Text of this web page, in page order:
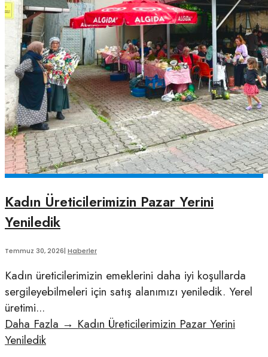
Kadın Üreticilerimizin Pazar Yerini
Yeniledik
Temmuz 30, 2026| Haberler
Kadın üreticilerimizin emeklerini daha iyi koşullarda
sergileyebilmeleri için satış alanımızı yeniledik. Yerel
üretimi...
Daha Fazla → Kadın Üreticilerimizin Pazar Yerini
Yeniledik